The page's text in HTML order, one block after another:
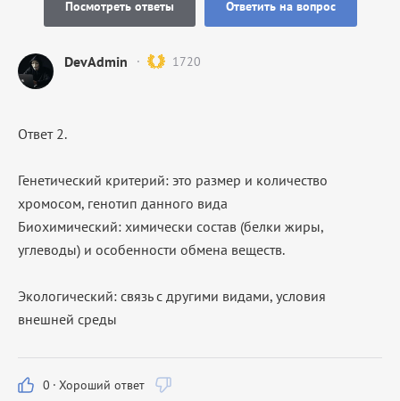
Посмотреть ответы Ответить на вопрос
DevAdmin 1720
Ответ 2.
Генетический критерий: это размер и количество
хромосом, генотип данного вида
Биохимический: химически состав (белки жиры,
углеводы) и особенности обмена веществ.
Экологический: связь с другими видами, условия
внешней среды
0 · Хороший ответ